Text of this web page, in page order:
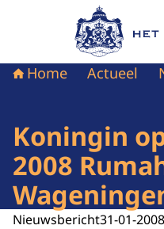
Naar de
Home Actueel
Koningin
2008
Nieuwsbericht31-01-